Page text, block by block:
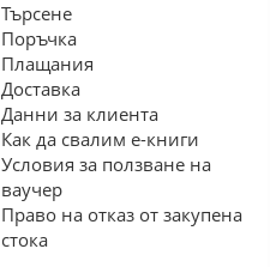
Търсене
Поръчка
Плащания
Доставка
Данни за клиента
Как да свалим е-книги
Условия за ползване на
ваучер
Право на отказ от закупена
стока